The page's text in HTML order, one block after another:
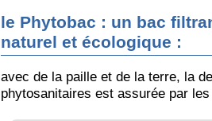
le Phytobac : un bac
naturel et écologique :
avec de la paille et de la terre, la
phytosanitaires est assurée par